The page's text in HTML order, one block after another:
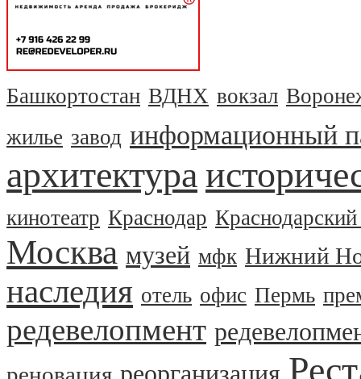
Башкортостан ВДНХ вокзал
жилье завод информационный
архитектура
кинотеатр Краснодар
Москва музей мфк Нижний
наследия отель офис Пермь
редевелопмент